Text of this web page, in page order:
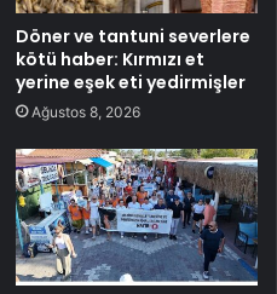
Döner ve tantuni severlere
kötü haber: Kırmızı et
yerine eşek eti yedirmişler
Ağustos 8, 2026